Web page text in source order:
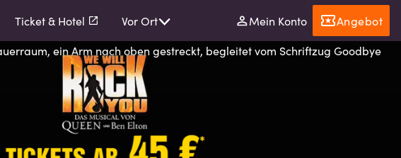
Ticket & Hotel Vor Ort Mein Konto Angebot